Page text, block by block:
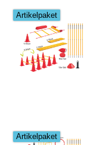
Artikelpaket
Artikelpaket